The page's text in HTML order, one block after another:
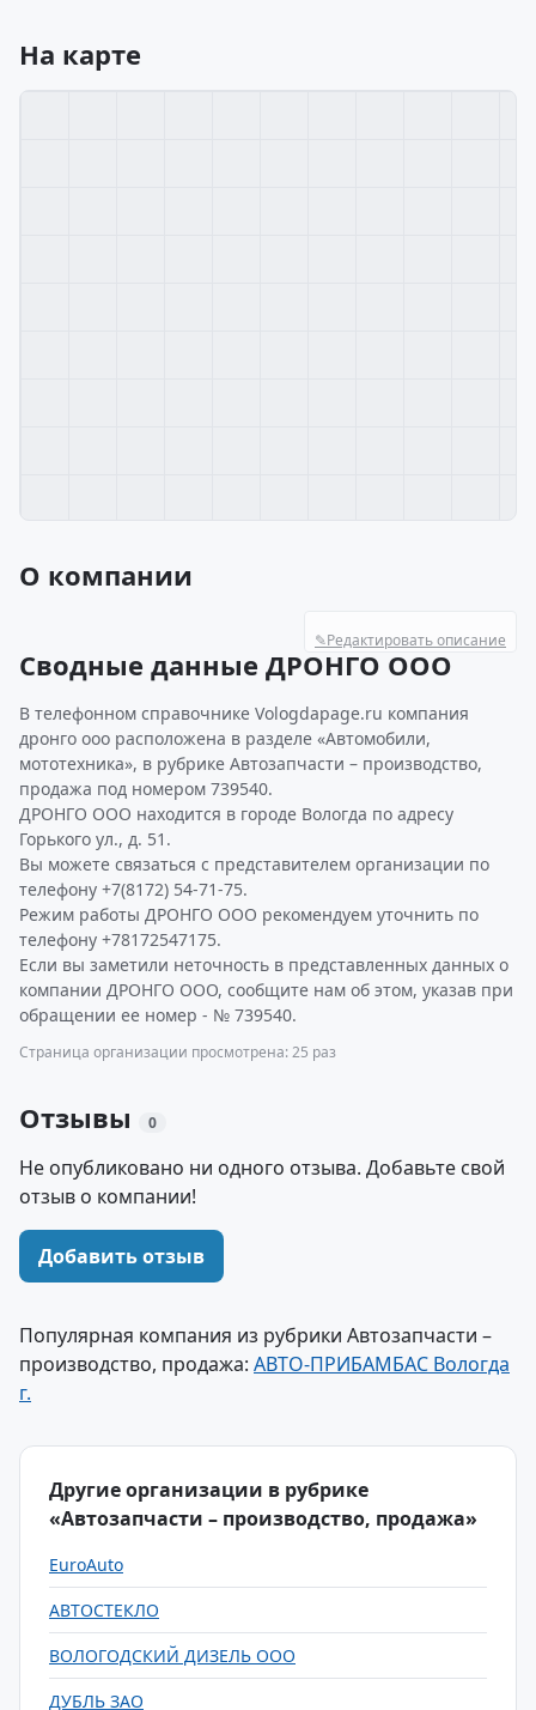
На карте
О компании
✎Редактировать описание
Сводные данные ДРОНГО ООО
В телефонном справочнике Vologdapage.ru компания
дронго ооо расположена в разделе «Автомобили,
мототехника», в рубрике Автозапчасти – производство,
продажа под номером 739540.
ДРОНГО ООО находится в городе Вологда по адресу
Горького ул., д. 51.
Вы можете связаться с представителем организации по
телефону +7(8172) 54-71-75.
Режим работы ДРОНГО ООО рекомендуем уточнить по
телефону +78172547175.
Если вы заметили неточность в представленных данных о
компании ДРОНГО ООО, сообщите нам об этом, указав при
обращении ее номер - № 739540.
Страница организации просмотрена: 25 раз
Отзывы 0
Не опубликовано ни одного отзыва. Добавьте свой
отзыв о компании!
Добавить отзыв
Популярная компания из рубрики Автозапчасти –
производство, продажа: АВТО-ПРИБАМБАС Вологда
г.
Другие организации в рубрике
«Автозапчасти – производство, продажа»
EuroAuto
АВТОСТЕКЛО
ВОЛОГОДСКИЙ ДИЗЕЛЬ ООО
ДУБЛЬ ЗАО